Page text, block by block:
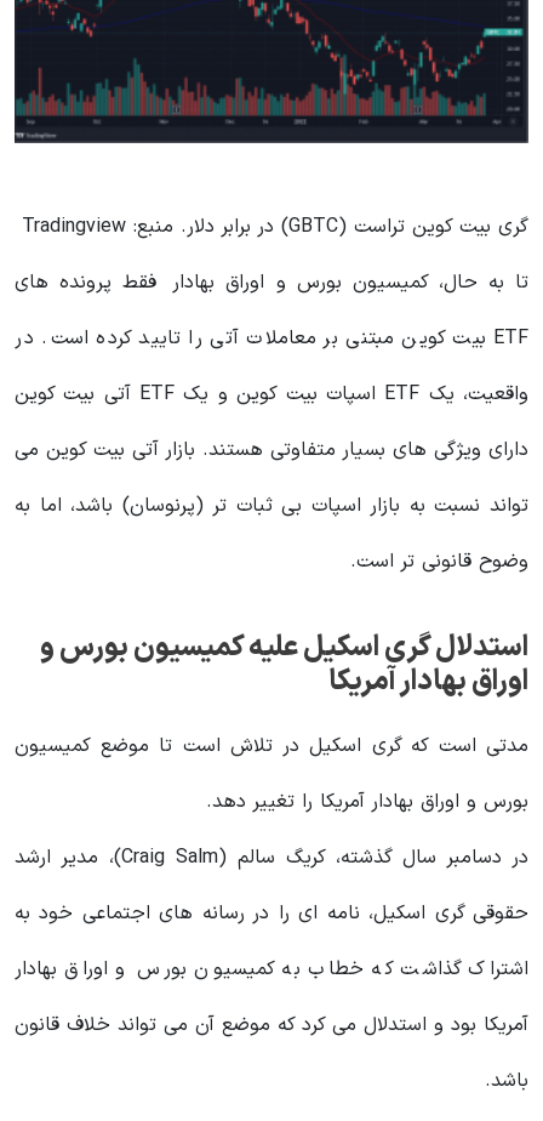
گری بیت کوین تراست (GBTC) در برابر دلار. منبع: Tradingview
تا به حال، کمیسیون بورس و اوراق بهادار فقط پرونده های
ETF بیت کوین مبتنی بر معاملات آتی را تایید کرده است. در
واقعیت، یک ETF اسپات بیت کوین و یک ETF آتی بیت کوین
دارای ویژگی های بسیار متفاوتی هستند. بازار آتی بیت کوین می
تواند نسبت به بازار اسپات بی ثبات تر (پرنوسان) باشد، اما به
وضوح قانونی تر است.
استدلال گری اسکیل علیه کمیسیون بورس و
اوراق بهادار آمریکا
مدتی است که گری اسکیل در تلاش است تا موضع کمیسیون
بورس و اوراق بهادار آمریکا را تغییر دهد.
در دسامبر سال گذشته، کریگ سالم (Craig Salm)، مدیر ارشد
حقوقی گری اسکیل، نامه ای را در رسانه های اجتماعی خود به
اشتراک گذاشت که خطاب به کمیسیون بورس و اوراق بهادار
آمریکا بود و استدلال می کرد که موضع آن می تواند خلاف قانون
باشد.